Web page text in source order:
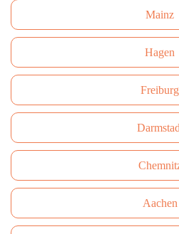
Mainz
Hagen
Freiburg
Aachen